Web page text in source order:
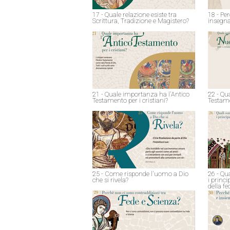
17 - Quale relazione esiste tra
Scrittura, Tradizione e Magistero?
18 -
21 - Quale importanza ha l'Antico
Testamento per i cristiani?
22 -
25 - Come risponde l'uomo a Dio
che si rivela?
26 -
i
della